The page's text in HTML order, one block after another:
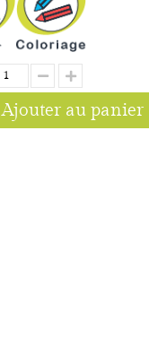
Ajouter au panier